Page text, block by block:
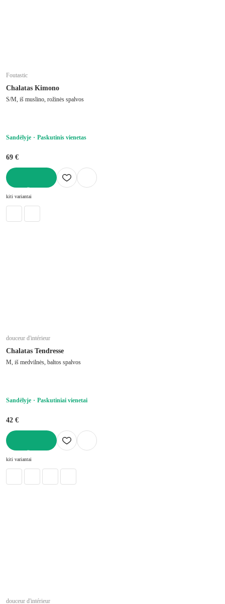
Foutastic
Chalatas Kimono
S/M, iš muslino, rožinės spalvos
Sandėlyje Paskutinis vienetas
69 €
kiti variantai
douceur d'intérieur
Chalatas Tendresse
M, iš medvilnės, baltos spalvos
Sandėlyje Paskutiniai vienetai
42 €
kiti variantai
douceur d'intérieur